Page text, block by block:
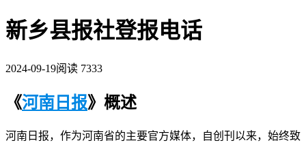
新乡县报社登报电话
2024-09-19阅读 7333
《河南日报》概述
河南日报，作为河南省的主要官方媒体，自创刊以来，始终致